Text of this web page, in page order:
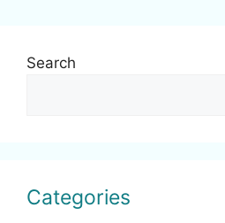
Search
Categories